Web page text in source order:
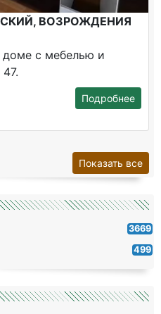
3669
499
ВОЗРОЖДЕНИЯ
с мебелью и
Подробнее
Показать все